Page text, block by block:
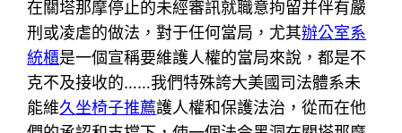
在關塔那摩停止的未經審訊就職意拘留并伴有嚴
刑或凌虐的做法，對于任何當局，尤其辦公室系
統櫃是一個宣稱要維護人權的當局來說，都是不
克不及接收的……我們特殊誇大美國司法體系未
能維久坐椅子推薦護人權和保護法治，從而在他